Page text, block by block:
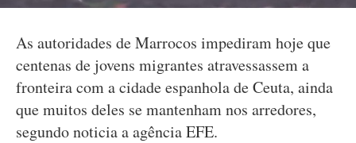
As autoridades de Marrocos impediram hoje que
centenas de jovens migrantes atravessassem a
fronteira com a cidade espanhola de Ceuta, ainda
que muitos deles se mantenham nos arredores,
segundo noticia a agência EFE.